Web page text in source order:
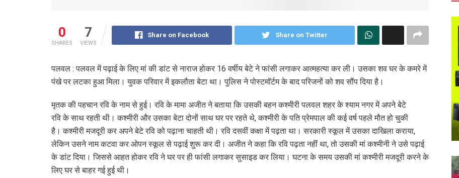
0
SHARES
7
VIEWS
Share on Facebook Share on Twitter
पलवल : पलवल में पढ़ाई के लिए मां की डांट से नाराज होकर 16 वर्षीय बेटे ने फांसी लगाकर आत्महत्या कर ली। उसका शव घर के कमरे में
पंखे पर लटका हुआ मिला। युवक परिवार में इकलौता बेटा था। पुलिस ने पोस्टमॉर्टम के बाद परिजनों को शव सौंप दिया है। ​​​
मृतक की पहचान रवि के नाम से हुई। रवि के मामा अजीत ने बताया कि उसकी बहन कश्मीरी पलवल शहर के श्याम नगर में अपने बेटे
रवि के साथ रहती थी। कश्मीरी और उसका बेटा दोनों साथ घर पर रहते थे, कश्मीरी के पति प्रेमपाल की कई वर्ष पहले मौत हो चुकी
है। कश्मीरी मजदूरी कर अपने बेटे रवि को पढ़ाना चाहती थी। रवि दसवीं कक्षा में पढ़ता था। सरकारी स्कूल में उसका दाखिला कराया,
लेकिन उसने नाम कटवा कर ओपन स्कूल से पढ़ाई शुरू कर दी। अजीत ने कहा कि रवि पढ़ता नहीं था, तो उसकी मां कश्मीनी ने उसे पढ़ाई
के डांट दिया। जिससे आहत होकर रवि ने घर पर ही फांसी लगाकर सुसाइड कर लिया। घटना के समय उसकी मां कश्मीरी मजदूरी करने के
लिए घर से बाहर गई हुई थी।